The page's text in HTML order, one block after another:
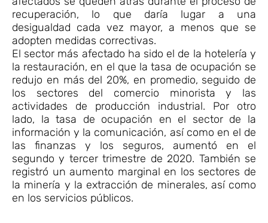
recuperación, lo que daría lugar a una
desigualdad cada vez mayor, a menos que se
adopten medidas correctivas.
El sector más afectado ha sido el de la hotelería y
la restauración, en el que la tasa de ocupación se
redujo en más del 20%, en promedio, seguido de
los sectores del comercio minorista y las
actividades de producción industrial. Por otro
lado, la tasa de ocupación en el sector de la
información y la comunicación, así como en el de
las finanzas y los seguros, aumentó en el
segundo y tercer trimestre de 2020. También se
registró un aumento marginal en los sectores de
la minería y la extracción de minerales, así como
en los servicios públicos.